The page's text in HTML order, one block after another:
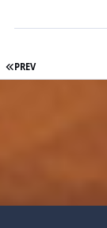
FIRST PAGE
PREV